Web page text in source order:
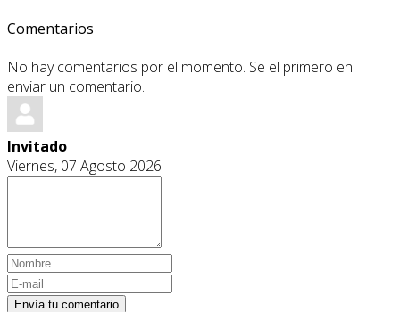
Comentarios
No hay comentarios por el momento. Se el primero en
enviar un comentario.
Invitado
Viernes, 07 Agosto 2026
Envía tu comentario